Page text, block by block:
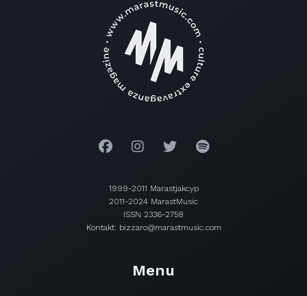
1999-2011 Marastjakcyp
2011-2024 MarastMusic
ISSN 2336-2758
Kontakt: bizzaro@marastmusic.com
Menu